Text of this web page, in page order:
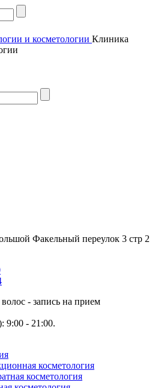
Клиника
Факельный переулок 3 стр 2
9:00 - 21:00.
косметология
косметология